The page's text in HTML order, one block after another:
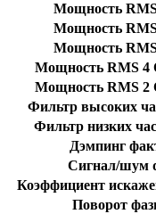
Мощность
Мощность
Мощность
Мощность RMS 4
Мощность RMS 2
Фильтр высоких
Фильтр низких
Дэмпинг
Сигнал/шум
Коэффициент
Поворот